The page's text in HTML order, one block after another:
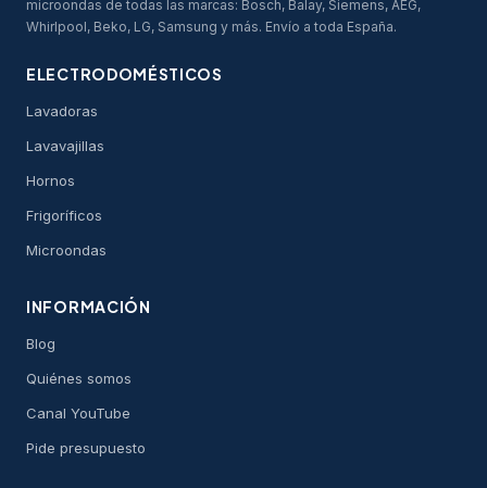
microondas de todas las marcas: Bosch, Balay, Siemens, AEG,
Whirlpool, Beko, LG, Samsung y más. Envío a toda España.
ELECTRODOMÉSTICOS
Lavadoras
Lavavajillas
Hornos
Frigoríficos
Microondas
INFORMACIÓN
Blog
Quiénes somos
Canal YouTube
Pide presupuesto